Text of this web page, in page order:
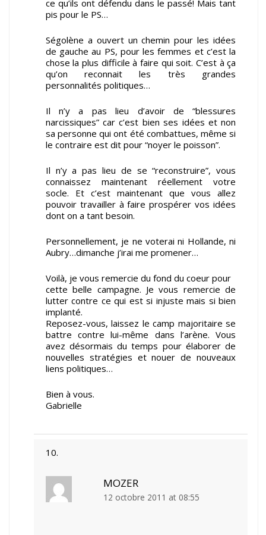
ce qu’ils ont défendu dans le passé! Mais tant
pis pour le PS…
Ségolène a ouvert un chemin pour les idées
de gauche au PS, pour les femmes et c’est la
chose la plus difficile à faire qui soit. C’est à ça
qu’on reconnait les très grandes
personnalités politiques…
Il n’y a pas lieu d’avoir de “blessures
narcissiques” car c’est bien ses idées et non
sa personne qui ont été combattues, même si
le contraire est dit pour “noyer le poisson”.
Il n’y a pas lieu de se “reconstruire”, vous
connaissez maintenant réellement votre
socle. Et c’est maintenant que vous allez
pouvoir travailler à faire prospérer vos idées
dont on a tant besoin.
Personnellement, je ne voterai ni Hollande, ni
Aubry…dimanche j’irai me promener…
Voilà, je vous remercie du fond du coeur pour
cette belle campagne. Je vous remercie de
lutter contre ce qui est si injuste mais si bien
implanté.
Reposez-vous, laissez le camp majoritaire se
battre contre lui-même dans l’arène. Vous
avez désormais du temps pour élaborer de
nouvelles stratégies et nouer de nouveaux
liens politiques…
Bien à vous.
Gabrielle
MOZER
12 octobre 2011 at 08:55